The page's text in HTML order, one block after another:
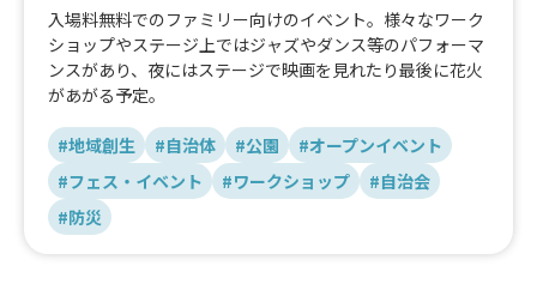
入場料無料でのファミリー向けのイベント。様々なワーク
ショップやステージ上ではジャズやダンス等のパフォーマ
ンスがあり、夜にはステージで映画を見れたり最後に花火
があがる予定。
#地域創生 #自治体 #公園
#オープンイベント
#フェス・イベント
#ワークショップ
#自治会
#防災